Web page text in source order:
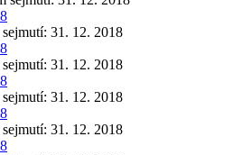
31. 12. 2018
31. 12. 2018
31. 12. 2018
31. 12. 2018